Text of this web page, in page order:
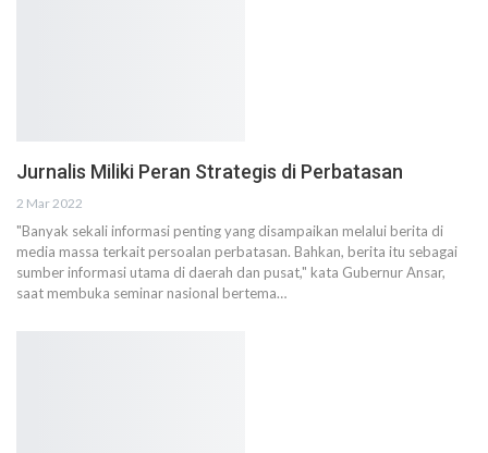
Jurnalis Miliki Peran Strategis di Perbatasan
2 Mar 2022
"Banyak sekali informasi penting yang disampaikan melalui berita di
media massa terkait persoalan perbatasan. Bahkan, berita itu sebagai
sumber informasi utama di daerah dan pusat," kata Gubernur Ansar,
saat membuka seminar nasional bertema…